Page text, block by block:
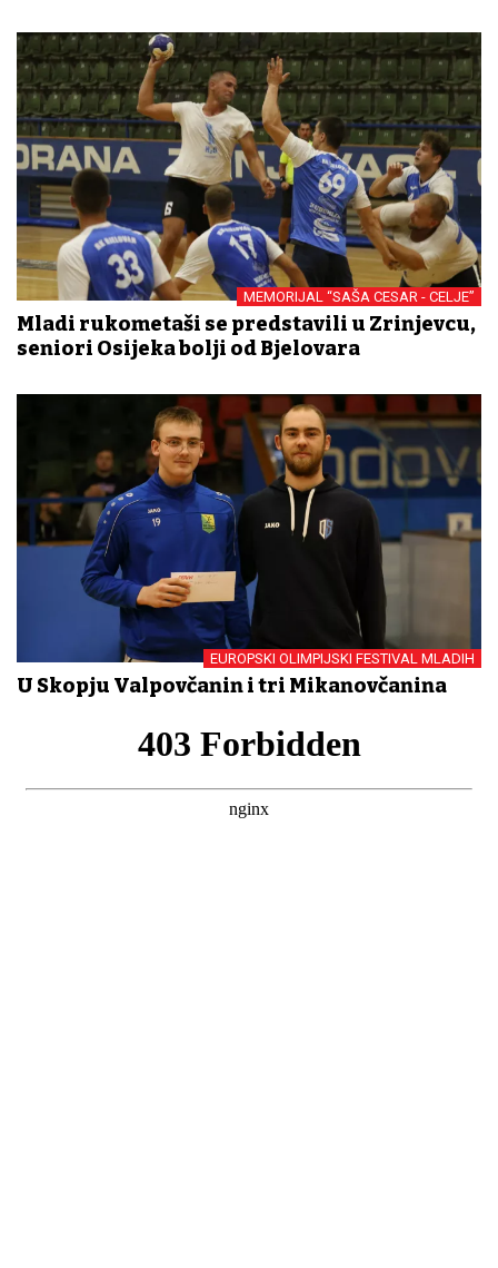
MEMORIJAL “SAŠA CESAR - CELJE”
Mladi rukometaši se predstavili u Zrinjevcu,
seniori Osijeka bolji od Bjelovara
EUROPSKI OLIMPIJSKI FESTIVAL MLADIH
U Skopju Valpovčanin i tri Mikanovčanina